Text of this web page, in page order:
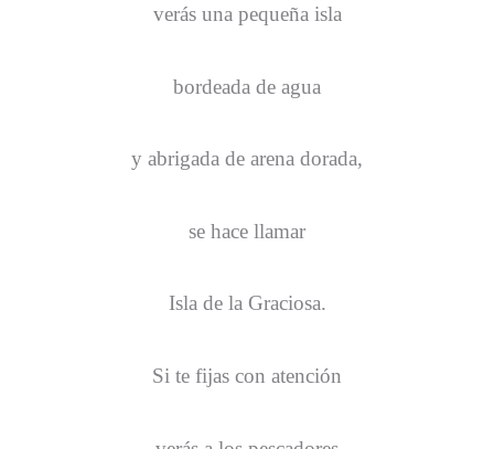
verás una pequeña isla
bordeada de agua
y abrigada de arena dorada,
se hace llamar
Isla de la Graciosa.
Si te fijas con atención